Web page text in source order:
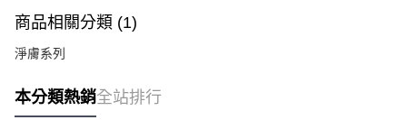
商品相關分類 (1)
淨膚系列
本分類熱銷全站排行